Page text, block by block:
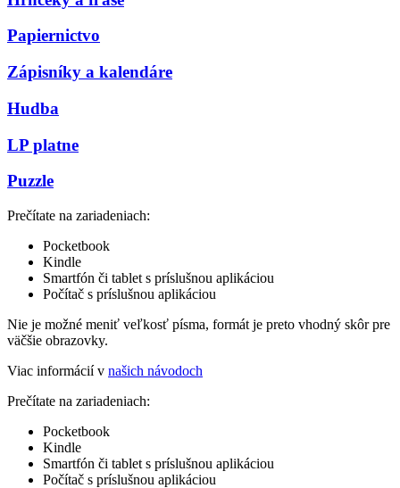
Papiernictvo
Zápisníky a kalendáre
Hudba
LP platne
Puzzle
Prečítate na zariadeniach:
Pocketbook
Kindle
Smartfón či tablet s príslušnou aplikáciou
Počítač s príslušnou aplikáciou
Nie je možné meniť veľkosť písma, formát je preto vhodný skôr pre
väčšie obrazovky.
Viac informácií v našich návodoch
Prečítate na zariadeniach:
Pocketbook
Kindle
Smartfón či tablet s príslušnou aplikáciou
Počítač s príslušnou aplikáciou